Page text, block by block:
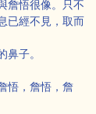
詹悟很像。只不
已經不見，取而
子。
悟，詹悟，詹